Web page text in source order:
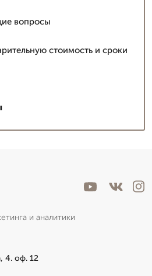
вопросы
стоимость и сроки
и аналитики
4. оф. 12